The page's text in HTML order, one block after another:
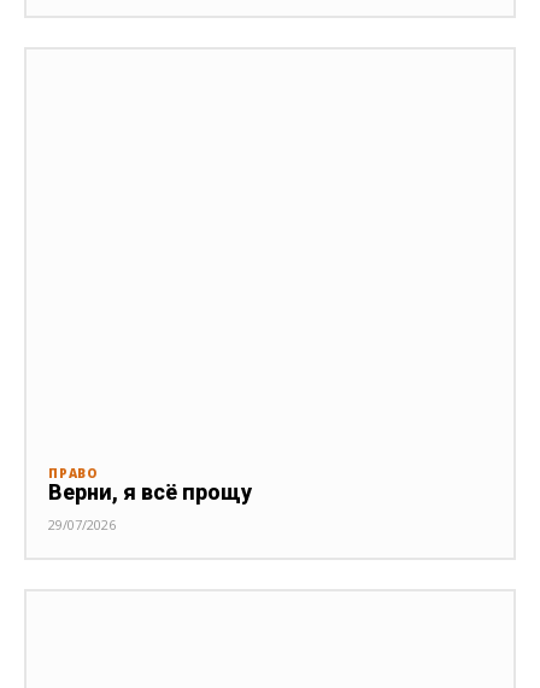
ПРАВО
Верни, я всё прощу
29/07/2026